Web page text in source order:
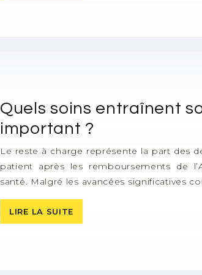
Quels soins entraînent
important ?
Le reste à charge représente la part des
patient après les remboursements de
santé. Malgré les avancées significatives
LIRE LA SUITE